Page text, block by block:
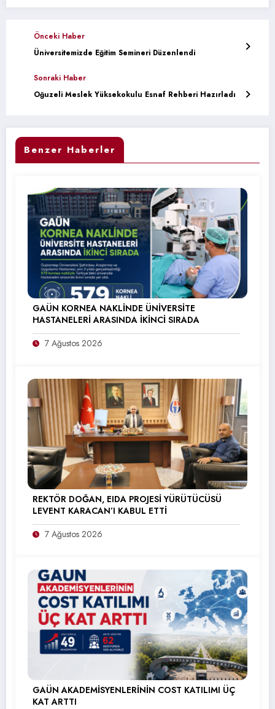
Önceki Haber
Üniversitemizde Eğitim Semineri Düzenlendi
Sonraki Haber
Oğuzeli Meslek Yüksekokulu Esnaf Rehberi Hazırladı
Benzer Haberler
GAÜN KORNEA NAKLİNDE ÜNİVERSİTE
HASTANELERİ ARASINDA İKİNCİ SIRADA
7 Ağustos 2026
REKTÖR DOĞAN, EIDA PROJESİ YÜRÜTÜCÜSÜ
LEVENT KARACAN’I KABUL ETTİ
7 Ağustos 2026
GAÜN AKADEMİSYENLERİNİN COST KATILIMI ÜÇ
KAT ARTTI